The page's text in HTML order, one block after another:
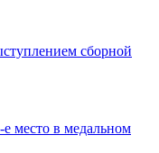
сборной
место в медальном